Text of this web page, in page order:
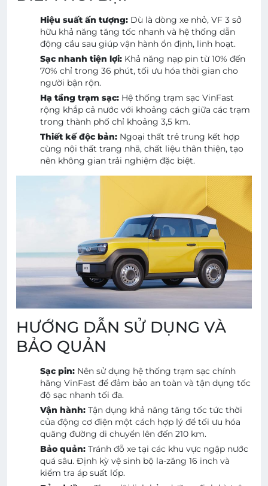
Hiệu suất ấn tượng: Dù là dòng xe nhỏ, VF 3 sở
hữu khả năng tăng tốc nhanh và hệ thống dẫn
động cầu sau giúp vận hành ổn định, linh hoạt.
Sạc nhanh tiện lợi: Khả năng nạp pin từ 10% đến
70% chỉ trong 36 phút, tối ưu hóa thời gian cho
người bận rộn.
Hạ tầng trạm sạc: Hệ thống trạm sạc VinFast
rộng khắp cả nước với khoảng cách giữa các trạm
trong thành phố chỉ khoảng 3,5 km.
Thiết kế độc bản: Ngoại thất trẻ trung kết hợp
cùng nội thất trang nhã, chất liệu thân thiện, tạo
nên không gian trải nghiệm đặc biệt.
HƯỚNG DẪN SỬ DỤNG VÀ
BẢO QUẢN
Sạc pin: Nên sử dụng hệ thống trạm sạc chính
hãng VinFast để đảm bảo an toàn và tận dụng tốc
độ sạc nhanh tối đa.
Vận hành: Tận dụng khả năng tăng tốc tức thời
của động cơ điện một cách hợp lý để tối ưu hóa
quãng đường di chuyển lên đến 210 km.
Bảo quản: Tránh đỗ xe tại các khu vực ngập nước
quá sâu. Định kỳ vệ sinh bộ la-zăng 16 inch và
kiểm tra áp suất lốp.